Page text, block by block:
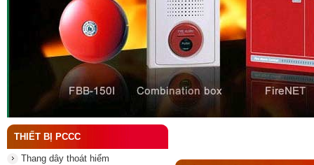
THIẾT BỊ PCCC
Thang dây thoát hiểm